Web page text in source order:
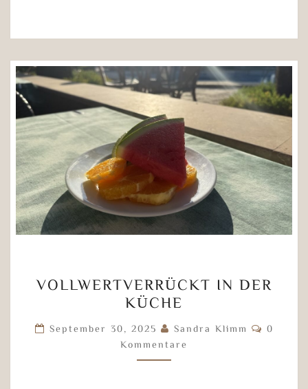
IN
DER
KÜCHE
VOLLWERTVERRÜCKT IN DER
KÜCHE
September 30, 2025 Sandra Klimm
0
Kommentare